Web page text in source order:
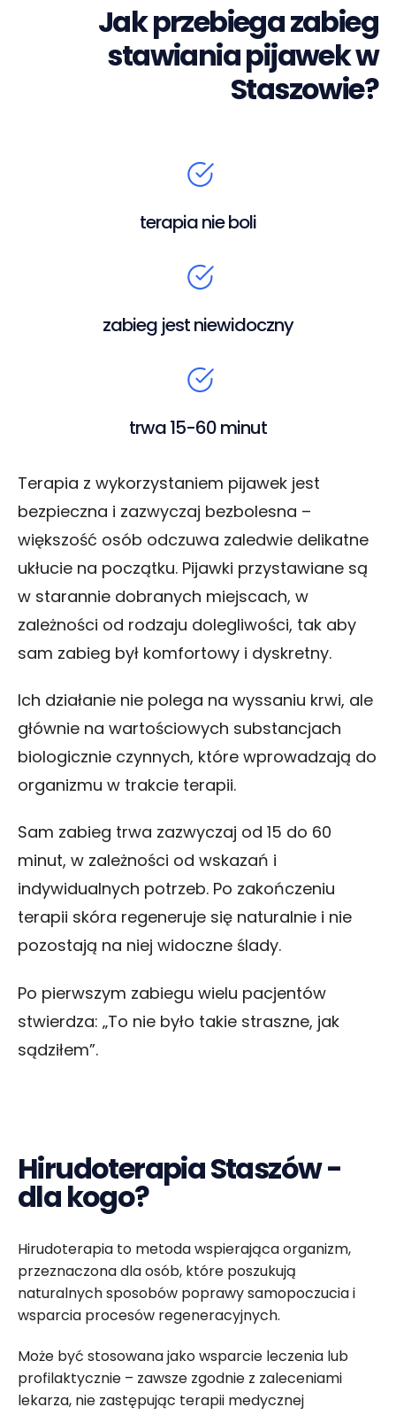
Jak przebiega zabieg
stawiania pijawek w
Staszowie?
terapia nie boli
zabieg jest niewidoczny
trwa 15-60 minut
Terapia z wykorzystaniem pijawek jest
bezpieczna i zazwyczaj bezbolesna –
większość osób odczuwa zaledwie delikatne
ukłucie na początku. Pijawki przystawiane są
w starannie dobranych miejscach, w
zależności od rodzaju dolegliwości, tak aby
sam zabieg był komfortowy i dyskretny.
Ich działanie nie polega na wyssaniu krwi, ale
głównie na wartościowych substancjach
biologicznie czynnych, które wprowadzają do
organizmu w trakcie terapii.
Sam zabieg trwa zazwyczaj od 15 do 60
minut, w zależności od wskazań i
indywidualnych potrzeb. Po zakończeniu
terapii skóra regeneruje się naturalnie i nie
pozostają na niej widoczne ślady.
Po pierwszym zabiegu wielu pacjentów
stwierdza: „To nie było takie straszne, jak
sądziłem”.
Hirudoterapia Staszów -
dla kogo?
Hirudoterapia to metoda wspierająca organizm,
przeznaczona dla osób, które poszukują
naturalnych sposobów poprawy samopoczucia i
wsparcia procesów regeneracyjnych.
Może być stosowana jako wsparcie leczenia lub
profilaktycznie – zawsze zgodnie z zaleceniami
lekarza, nie zastępując terapii medycznej